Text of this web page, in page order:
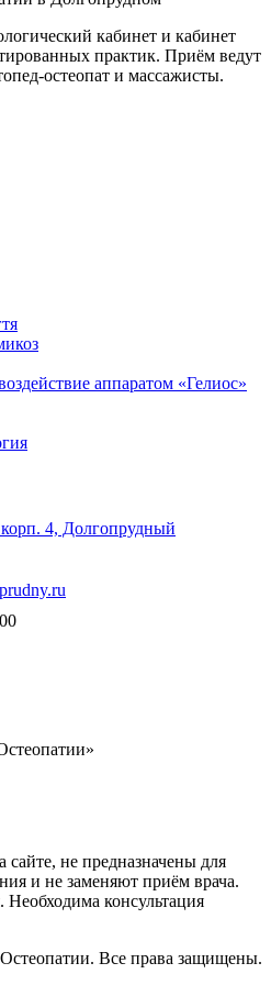
кабинет и кабинет
практик. Приём ведут
остеопат и массажисты.
аппаратом «Гелиос»
4, Долгопрудный
не предназначены для
и не заменяют приём врача.
консультация
Все права защищены.